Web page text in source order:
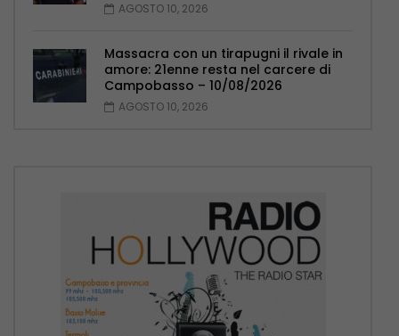
AGOSTO 10, 2026
Massacra con un tirapugni il rivale in
amore: 21enne resta nel carcere di
Campobasso – 10/08/2026
AGOSTO 10, 2026